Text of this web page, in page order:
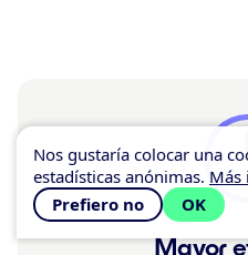
Mayor
Nos gustaría colocar una
estadísticas anónimas. Más
Prefiero no
OK